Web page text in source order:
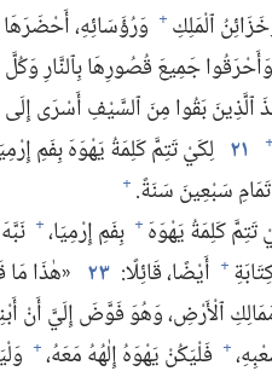
ٱلْمَلِكِ + وَرُؤَسَائِهِ،‏ أَحْضَرَهَا
جَمِيعَ قُصُورِهَا بِٱلنَّارِ
ٱلَّذِينَ بَقُوا مِنَ ٱلسَّيْفِ أَسْرَى إِلَى
+ ٢١ لِكَيْ تَتِمَّ كَلِمَةُ يَهْوَهَ بِفَمِ
سَبْعِينَ سَنَةً.‏ +
تَتِمَّ كَلِمَةُ يَهْوَهَ + بِفَمِ إِرْمِيَا،‏+
+ أَيْضًا،‏ قَائِلًا:‏ ٢٣ ‏«هٰذَا
ٱلْأَرْضِ،‏ وَهُوَ فَوَّضَ إِلَيَّ أَنْ
+ فَلْيَكُنْ يَهْوَهُ إِلٰهُهُ مَعَهُ،‏+